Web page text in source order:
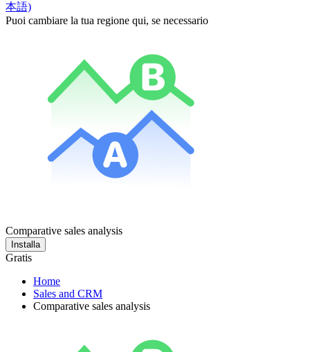
本語)
Puoi cambiare la tua regione qui, se necessario
Comparative sales analysis
Installa
Gratis
Home
Sales and CRM
Comparative sales analysis